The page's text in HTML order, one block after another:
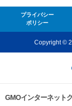
プライバシー
ポリシー
Copyright ©
GMOインターネット